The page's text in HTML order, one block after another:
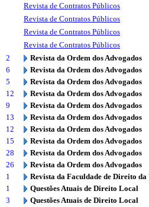
Revista de Contratos Públicos
Revista de Contratos Públicos
Revista de Contratos Públicos
Revista de Contratos Públicos
2
Revista da Ordem dos Advogados
6
Revista da Ordem dos Advogados
5
Revista da Ordem dos Advogados
12
Revista da Ordem dos Advogados
9
Revista da Ordem dos Advogados
13
Revista da Ordem dos Advogados
12
Revista da Ordem dos Advogados
15
Revista da Ordem dos Advogados
28
Revista da Ordem dos Advogados
26
Revista da Ordem dos Advogados
1
Revista da Faculdade de Direito
1
Questões Atuais de Direito Local
3
Questões Atuais de Direito Local